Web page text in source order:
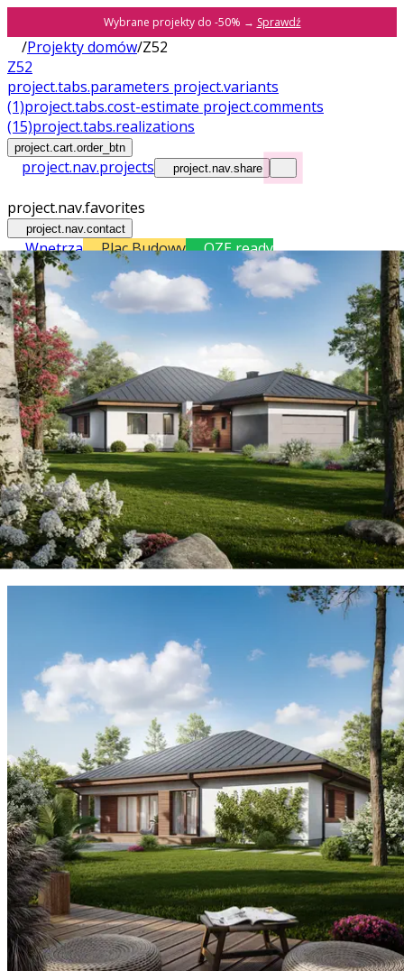
Wybrane projekty do -50% → Sprawdź
/Projekty domów/Z52
Z52
project.tabs.parameters project.variants
(1)project.tabs.cost-estimate project.comments
(15)project.tabs.realizations
project.cart.order_btn
project.nav.projects project.nav.share
project.nav.favorites
project.nav.contact
Wnętrza Plac Budowy OZE ready